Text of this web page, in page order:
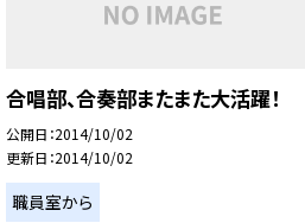
合唱部、合奏部またまた大活躍！
公開日 2014/10/02
更新日 2014/10/02
職員室から